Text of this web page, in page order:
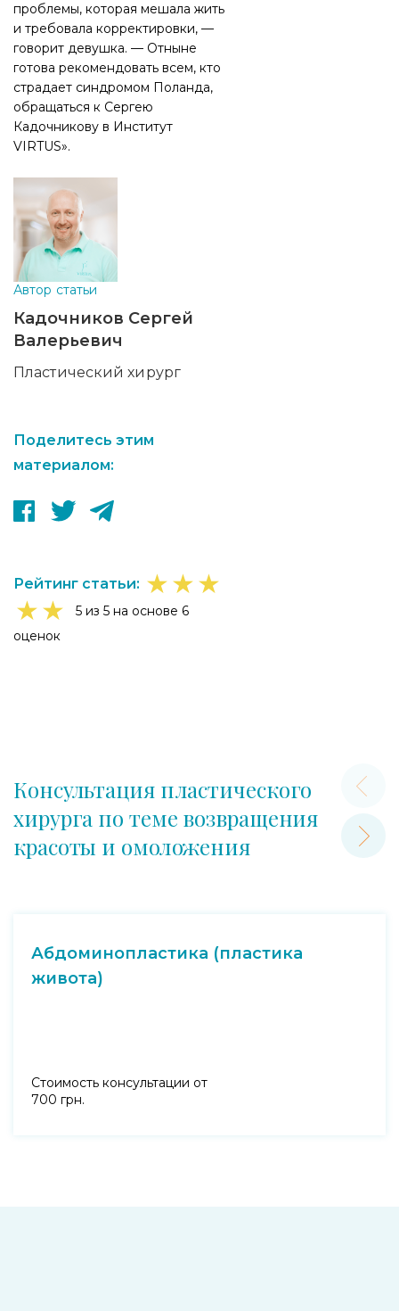
проблемы, которая мешала жить
и требовала корректировки, —
говорит девушка. — Отныне
готова рекомендовать всем, кто
страдает синдромом Поланда,
обращаться к Сергею
Кадочникову в Институт
VIRTUS».
Автор статьи
Кадочников Сергей
Валерьевич
Пластический хирург
Поделитесь этим
материалом:
Рейтинг статьи: ★★★
★★
5 из 5 на основе 6
оценок
Консультация пластического
хирурга по теме возвращения
красоты и омоложения
Абдоминопластика (пластика
живота)
Стоимость консультации от
700 грн.